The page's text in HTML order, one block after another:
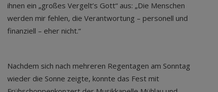
ihnen ein „großes Vergelt’s Gott“ aus: „Die Menschen
werden mir fehlen, die Verantwortung – personell und
finanziell – eher nicht.“
Nachdem sich nach mehreren Regentagen am Sonntag
wieder die Sonne zeigte, konnte das Fest mit